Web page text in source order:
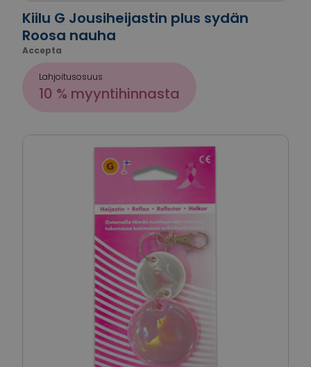
Kiilu G Jousiheijastin plus sydän
Roosa nauha
Accepta
Lahjoitusosuus
10 % myyntihinnasta